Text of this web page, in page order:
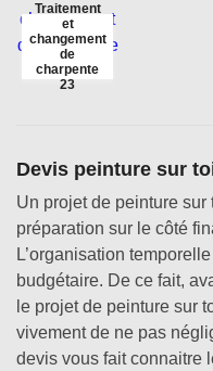
Traitement
et
changement
de
charpente
23
Devis peinture sur
Un projet de peinture
préparation sur le côté
L’organisation
budgétaire. De ce fait,
le projet de peinture sur
vivement de ne pas
devis vous fait connaitre